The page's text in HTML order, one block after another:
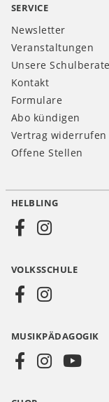
SERVICE
Newsletter
Veranstaltungen
Unsere
Kontakt
Formulare
Abo kündigen
Vertrag widerrufen
Offene Stellen
Social
AT
HELBLING
VOLKSSCHULE
MUSIKPÄDAGOGIK